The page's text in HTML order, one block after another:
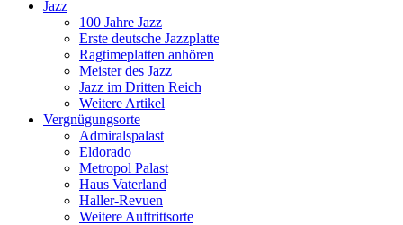
Jazz
100 Jahre Jazz
Erste deutsche Jazzplatte
Ragtimeplatten anhören
Meister des Jazz
Jazz im Dritten Reich
Weitere Artikel
Vergnügungsorte
Admiralspalast
Eldorado
Metropol Palast
Haus Vaterland
Haller-Revuen
Weitere Auftrittsorte